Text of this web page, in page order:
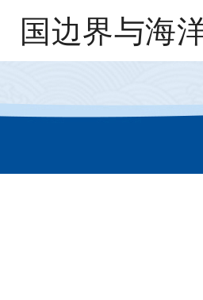
国边界与海